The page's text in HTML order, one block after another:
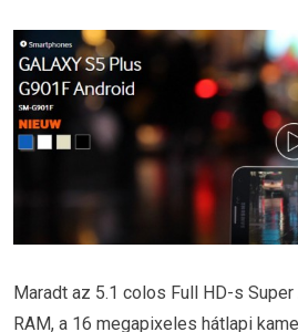
Maradt az 5.1 colos Full HD-s Super
RAM, a 16 megapixeles hátlapi